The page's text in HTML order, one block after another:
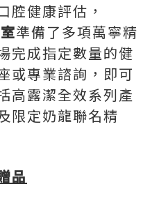
腔健康評估，
準備了多項萬寧精
完成指定數量的健
或專業諮詢，即可
高露潔全效系列產
限定奶龍聯名精
品